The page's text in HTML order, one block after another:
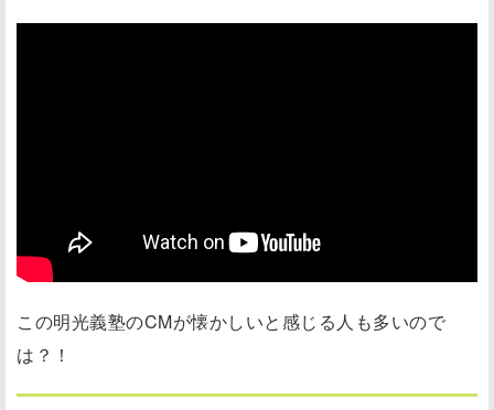
この明光義塾のCMが懐かしいと感じる人も多いので
は？！